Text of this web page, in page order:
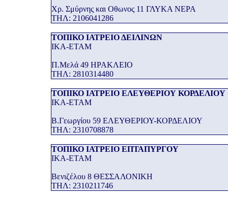
Χρ. Σμύρνης και Οθωνος 11 ΓΛΥΚΑ ΝΕΡΑ
THΛ: 2106041286
ΤΟΠΙΚΟ ΙΑΤΡΕΙΟ ΔΕΙΛΙΝΩΝ
ΙΚΑ-ΕΤΑΜ
Π.Μελά 49 ΗΡΑΚΛΕΙΟ
THΛ: 2810314480
ΤΟΠΙΚΟ ΙΑΤΡΕΙΟ ΕΛΕΥΘΕΡΙΟΥ ΚΟΡΔΕΛΙΟΥ
ΙΚΑ-ΕΤΑΜ
Β.Γεωργίου 59 ΕΛΕΥΘΕΡΙΟΥ-ΚΟΡΔΕΛΙΟΥ
THΛ: 2310708878
ΤΟΠΙΚΟ ΙΑΤΡΕΙΟ ΕΠΤΑΠΥΡΓΟΥ
ΙΚΑ-ΕΤΑΜ
Βενιζέλου 8 ΘΕΣΣΑΛΟΝΙΚΗ
THΛ: 2310211746